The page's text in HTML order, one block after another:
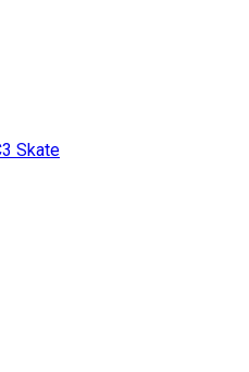
Skate